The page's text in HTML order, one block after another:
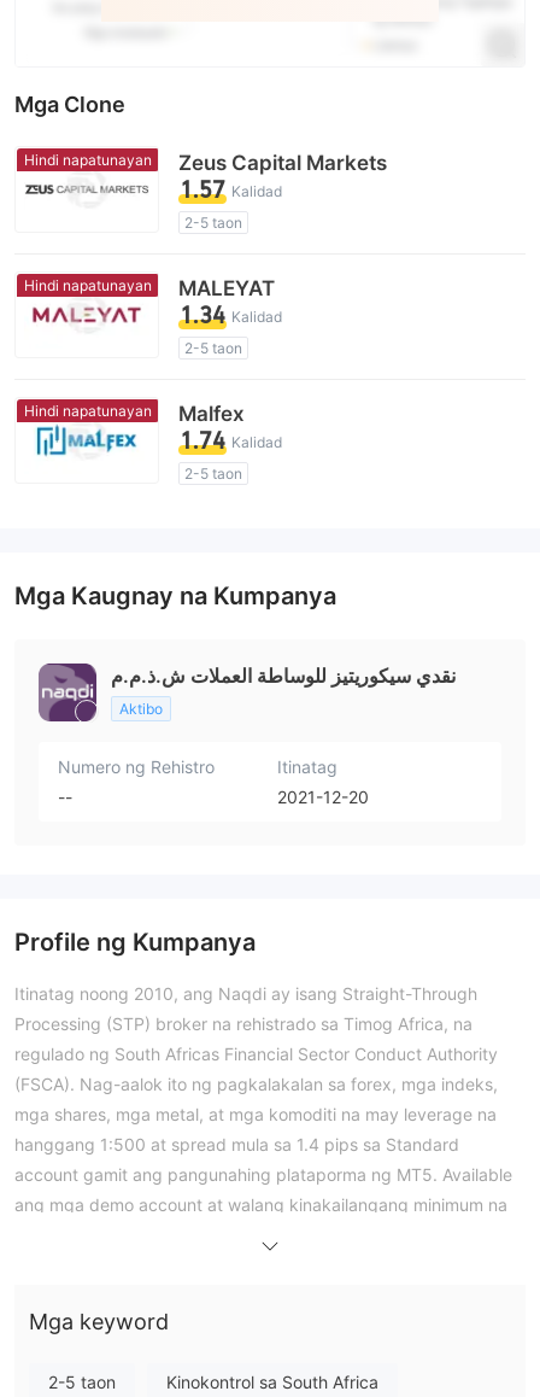
Mga Clone
Hindi napatunayan Zeus Capital Markets
1.57 Kalidad
2-5 taon
Kahina-hinalang saklaw ng Negosyo
Mataas na potensyal na peligro
Hindi napatunayan MALEYAT
1.34 Kalidad
2-5 taon
Kahina-hinalang saklaw ng Negosyo
Mataas na potensyal na peligro
Hindi napatunayan Malfex
1.74 Kalidad
2-5 taon
Mga Kaugnay na Kumpanya
نقدي سيكوريتيز للوساطة العملات ش.ذ.م.م
Aktibo
Numero ng Rehistro
--
Itinatag
2021-12-20
Profile ng Kumpanya
Itinatag noong 2010, ang Naqdi ay isang Straight-Through
Processing (STP) broker na rehistrado sa Timog Africa, na
regulado ng South Africas Financial Sector Conduct Authority
(FSCA). Nag-aalok ito ng pagkalakalan sa forex, mga indeks,
mga shares, mga metal, at mga komoditi na may leverage na
hanggang 1:500 at spread mula sa 1.4 pips sa Standard
account gamit ang pangunahing plataporma ng MT5. Available
ang mga demo account at walang kinakailangang minimum na
Totoo ba ang Naqdi?
Oo, ang Naqdi ay isang lehitimong broker. Ito ay regulado ng
Mga keyword
2-5 taon Kinokontrol sa South Africa